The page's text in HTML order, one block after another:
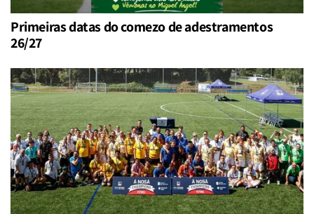
Primeiras datas do comezo de adestramentos
26/27